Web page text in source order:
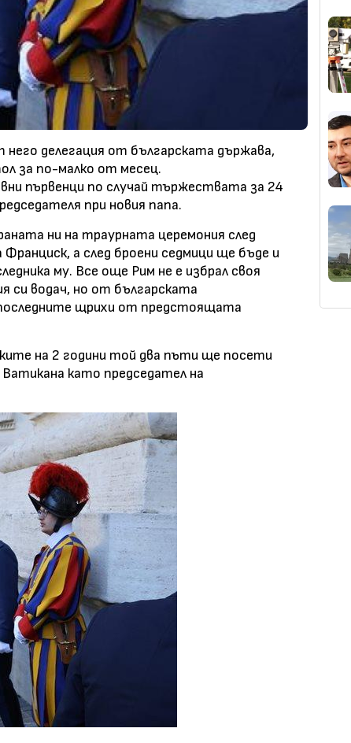
делегация от българската държава,
за по-малко от месец.
първенци по случай тържествата за 24
при новия папа.
ни на траурната церемония след
а след броени седмици ще бъде и
му. Все още Рим не е избрал своя
си водач, но от българската
щрихи от предстоящата
на 2 години той два пъти ще посети
като председател на